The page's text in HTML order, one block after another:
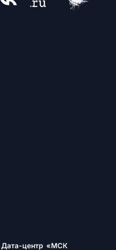
Дата-центр «МСК